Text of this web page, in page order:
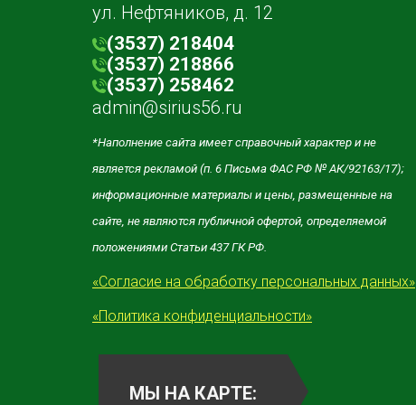
ул. Нефтяников, д. 12
(3537) 218404
(3537) 218866
(3537) 258462
admin@sirius56.ru
*Наполнение сайта имеет справочный характер и не
является рекламой (п. 6 Письма ФАС РФ № АК/92163/17);
информационные материалы и цены, размещенные на
сайте, не являются публичной офертой, определяемой
положениями Статьи 437 ГК РФ.
«Согласие на обработку персональных данных»
«Политика конфиденциальности»
МЫ НА КАРТЕ: